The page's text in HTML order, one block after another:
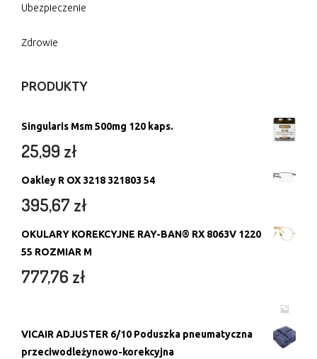
Ubezpieczenie
Zdrowie
PRODUKTY
Singularis Msm 500mg 120 kaps.
25,99 zł
Oakley R OX 3218 321803 54
395,67 zł
OKULARY KOREKCYJNE RAY-BAN® RX 8063V 1220
55 ROZMIAR M
777,76 zł
VICAIR ADJUSTER 6/10 Poduszka pneumatyczna
przeciwodleżynowo-korekcyjna